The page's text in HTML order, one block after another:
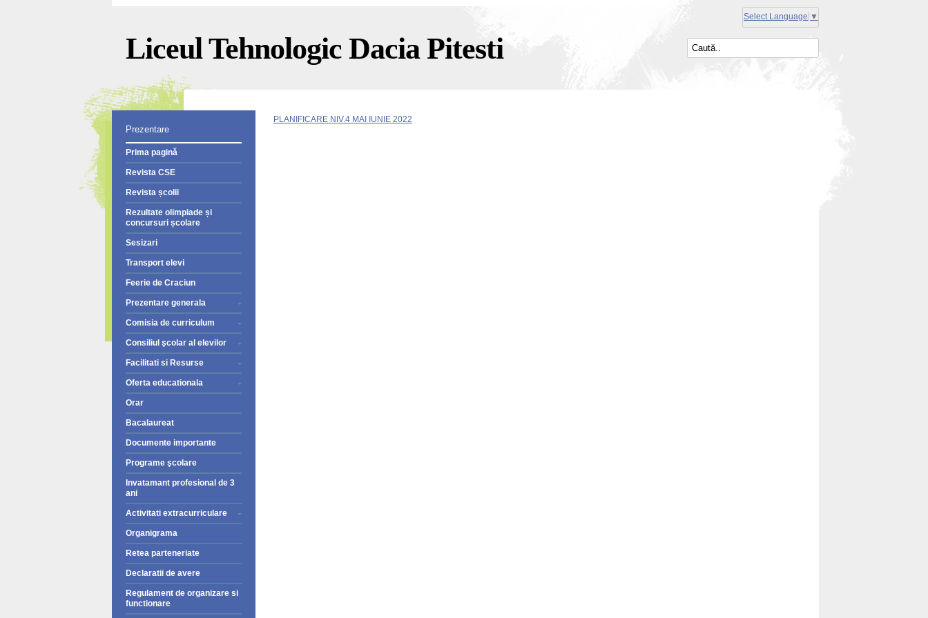
Select Language ▼
Liceul Tehnologic Dacia Pitesti
Prezentare
Prima pagină
Revista CSE
Revista școlii
Rezultate olimpiade și
concursuri școlare
Sesizari
Transport elevi
Feerie de Craciun
Prezentare generala
Comisia de curriculum
Consiliul şcolar al elevilor
Facilitati si Resurse
Oferta educationala
Orar
Bacalaureat
Documente importante
Programe şcolare
Invatamant profesional de 3
ani
Activitati extracurriculare
Organigrama
Retea parteneriate
Declaratii de avere
Regulament de organizare si
functionare
PLANIFICARE NIV.4 MAI IUNIE 2022